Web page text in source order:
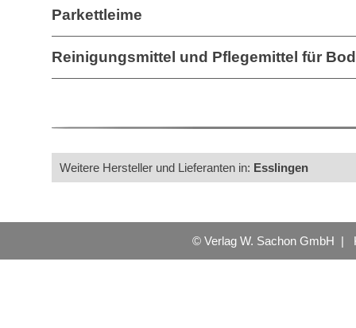
Parkettleime
Reinigungsmittel und Pflegemittel für
Weitere Hersteller und Lieferanten in: Esslingen
© Verlag W. Sachon GmbH |